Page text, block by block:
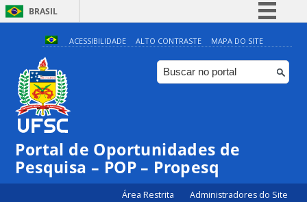
BRASIL
Simplifique!
Comunica BR
Participe
Canais
ACESSIBILIDADE ALTO CONTRASTE MAPA DO SITE
Portal de Oportunidades de
Pesquisa – POP – Propesq
Área Restrita Administradores do Site